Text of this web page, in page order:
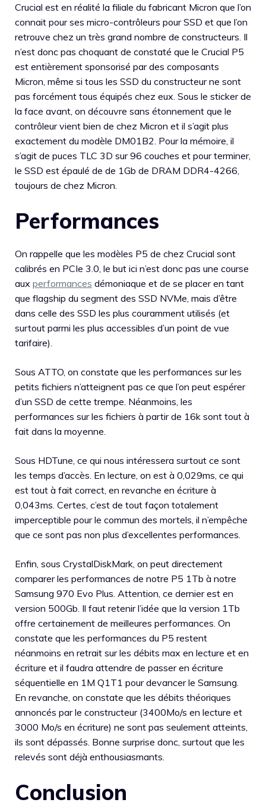
Crucial est en réalité la filiale du fabricant Micron que l’on
connait pour ses micro-contrôleurs pour SSD et que l’on
retrouve chez un très grand nombre de constructeurs. Il
n’est donc pas choquant de constaté que le Crucial P5
est entièrement sponsorisé par des composants
Micron, même si tous les SSD du constructeur ne sont
pas forcément tous équipés chez eux. Sous le sticker de
la face avant, on découvre sans étonnement que le
contrôleur vient bien de chez Micron et il s’agit plus
exactement du modèle DM01B2. Pour la mémoire, il
s’agit de puces TLC 3D sur 96 couches et pour terminer,
le SSD est épaulé de de 1Gb de DRAM DDR4-4266,
toujours de chez Micron.
Performances
On rappelle que les modèles P5 de chez Crucial sont
calibrés en PCIe 3.0, le but ici n’est donc pas une course
aux performances démoniaque et de se placer en tant
que flagship du segment des SSD NVMe, mais d’être
dans celle des SSD les plus couramment utilisés (et
surtout parmi les plus accessibles d’un point de vue
tarifaire).
Sous ATTO, on constate que les performances sur les
petits fichiers n’atteignent pas ce que l’on peut espérer
d’un SSD de cette trempe. Néanmoins, les
performances sur les fichiers à partir de 16k sont tout à
fait dans la moyenne.
Sous HDTune, ce qui nous intéressera surtout ce sont
les temps d’accès. En lecture, on est à 0,029ms, ce qui
est tout à fait correct, en revanche en écriture à
0,043ms. Certes, c’est de tout façon totalement
imperceptible pour le commun des mortels, il n’empêche
que ce sont pas non plus d’excellentes performances.
Enfin, sous CrystalDiskMark, on peut directement
comparer les performances de notre P5 1Tb à notre
Samsung 970 Evo Plus. Attention, ce dernier est en
version 500Gb. Il faut retenir l’idée que la version 1Tb
offre certainement de meilleures performances. On
constate que les performances du P5 restent
néanmoins en retrait sur les débits max en lecture et en
écriture et il faudra attendre de passer en écriture
séquentielle en 1M Q1T1 pour devancer le Samsung.
En revanche, on constate que les débits théoriques
annoncés par le constructeur (3400Mo/s en lecture et
3000 Mo/s en écriture) ne sont pas seulement atteints,
ils sont dépassés. Bonne surprise donc, surtout que les
relevés sont déjà enthousiasmants.
Conclusion